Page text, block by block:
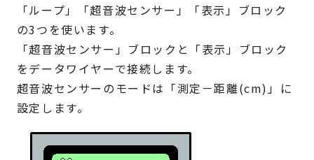
「ループ」「超音波センサー」「表示」ブロック
の3つを使います。
「超音波センサー」ブロックと「表示」ブロック
をデータワイヤーで接続します。
超音波センサーのモードは「測定－距離(cm)」に
設定します。